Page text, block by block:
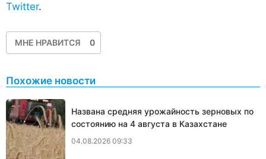
Twitter.
МНЕ НРАВИТСЯ 0
Похожие новости
Названа средняя урожайность зерновых по
состоянию на 4 августа в Казахстане
04.08.2026 09:33